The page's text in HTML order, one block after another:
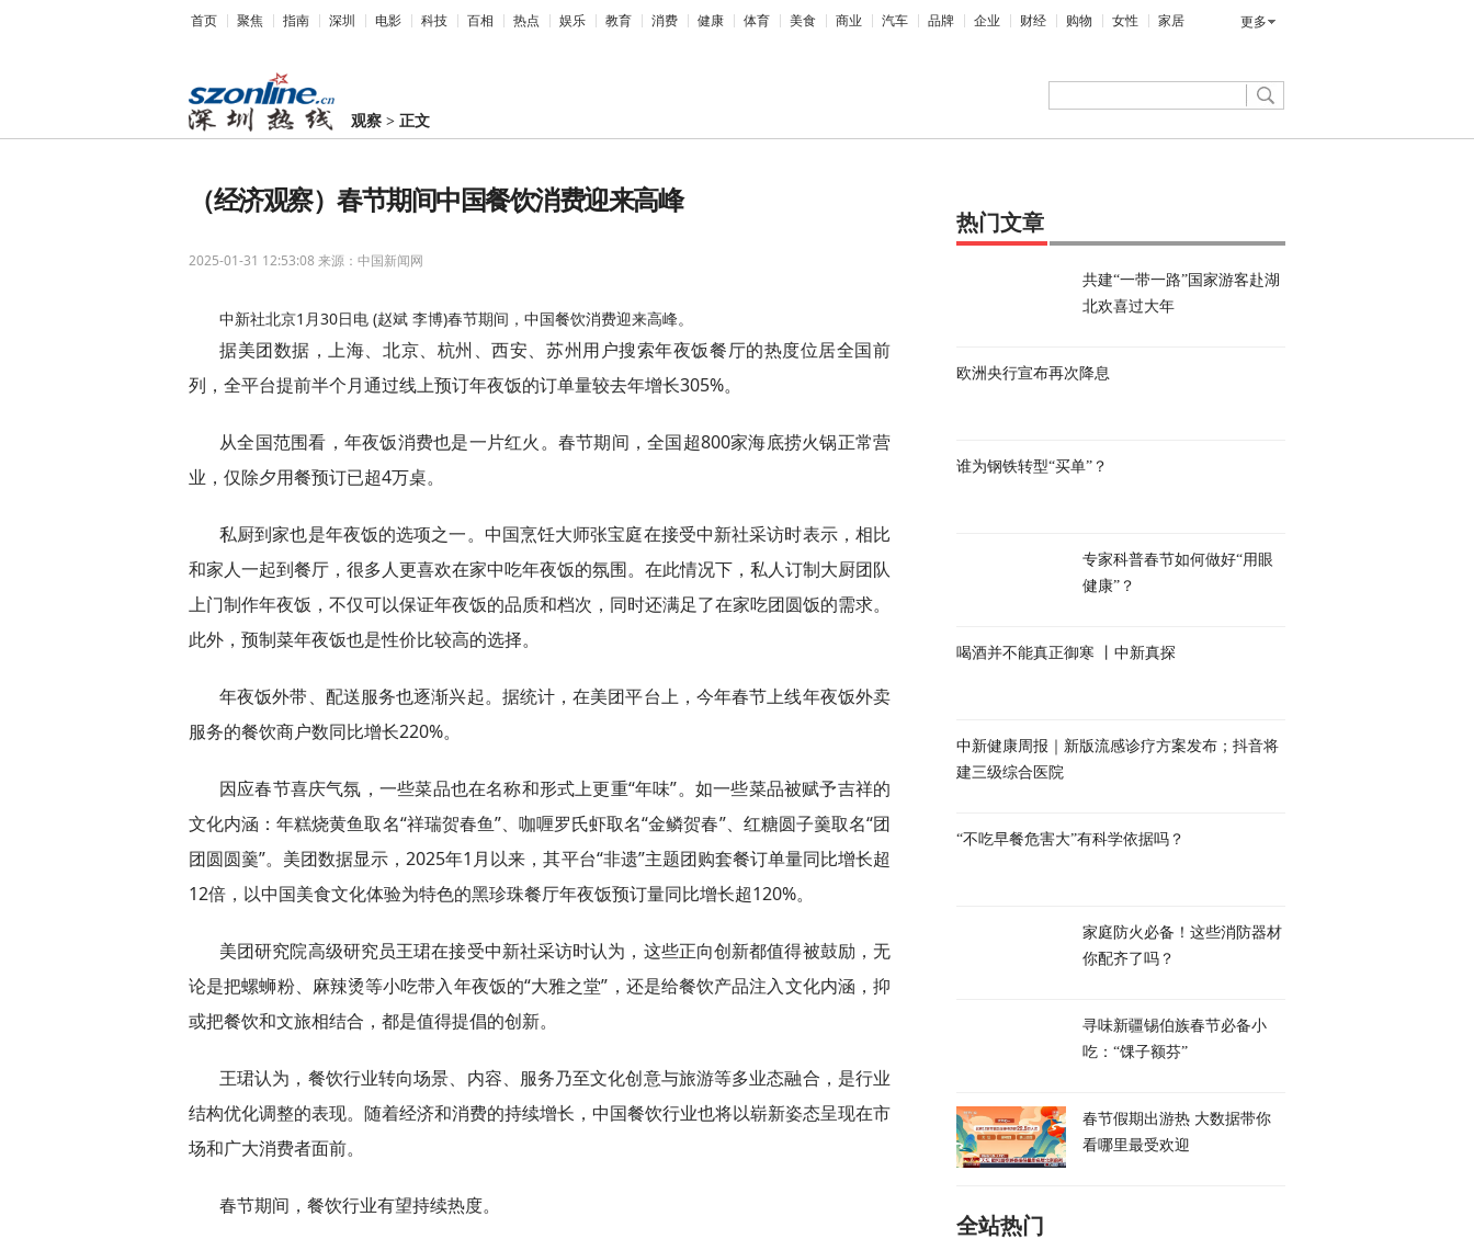
首页 聚焦 指南 深圳 电影 科技 百相 热点 娱乐 教育 消费 健康 体育 美食 商业 汽车 品牌 企业 财经 购物 女性 家居 更多
观察 >正文
（经济观察）春节期间中国餐饮消费迎来高峰
2025-01-31 12:53:08 来源：中国新闻网
中新社北京1月30日电 (赵斌 李博)春节期间，中国餐饮消费迎来高峰。
据美团数据，上海、北京、杭州、西安、苏州用户搜索年夜饭餐厅的热度位居全国前
列，全平台提前半个月通过线上预订年夜饭的订单量较去年增长305%。
从全国范围看，年夜饭消费也是一片红火。春节期间，全国超800家海底捞火锅正常营
业，仅除夕用餐预订已超4万桌。
私厨到家也是年夜饭的选项之一。中国烹饪大师张宝庭在接受中新社采访时表示，相比
和家人一起到餐厅，很多人更喜欢在家中吃年夜饭的氛围。在此情况下，私人订制大厨团队
上门制作年夜饭，不仅可以保证年夜饭的品质和档次，同时还满足了在家吃团圆饭的需求。
此外，预制菜年夜饭也是性价比较高的选择。
年夜饭外带、配送服务也逐渐兴起。据统计，在美团平台上，今年春节上线年夜饭外卖
服务的餐饮商户数同比增长220%。
因应春节喜庆气氛，一些菜品也在名称和形式上更重“年味”。如一些菜品被赋予吉祥的
文化内涵：年糕烧黄鱼取名“祥瑞贺春鱼”、咖喱罗氏虾取名“金鳞贺春”、红糖圆子羹取名“团
团圆圆羹”。美团数据显示，2025年1月以来，其平台“非遗”主题团购套餐订单量同比增长超
12倍，以中国美食文化体验为特色的黑珍珠餐厅年夜饭预订量同比增长超120%。
美团研究院高级研究员王珺在接受中新社采访时认为，这些正向创新都值得被鼓励，无
论是把螺蛳粉、麻辣烫等小吃带入年夜饭的“大雅之堂”，还是给餐饮产品注入文化内涵，抑
或把餐饮和文旅相结合，都是值得提倡的创新。
王珺认为，餐饮行业转向场景、内容、服务乃至文化创意与旅游等多业态融合，是行业
结构优化调整的表现。随着经济和消费的持续增长，中国餐饮行业也将以崭新姿态呈现在市
场和广大消费者面前。
春节期间，餐饮行业有望持续热度。
热门文章
共建“一带一路”国家游客赴湖
北欢喜过大年
欧洲央行宣布再次降息
谁为钢铁转型“买单”？
专家科普春节如何做好“用眼
健康”？
喝酒并不能真正御寒 丨中新真探
中新健康周报｜新版流感诊疗方案发布；抖音将
建三级综合医院
“不吃早餐危害大”有科学依据吗？
家庭防火必备！这些消防器材
你配齐了吗？
寻味新疆锡伯族春节必备小
吃：“馃子额芬”
春节假期出游热 大数据带你
看哪里最受欢迎
全站热门